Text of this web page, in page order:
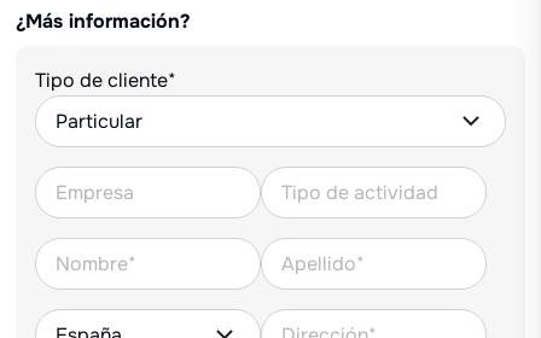
¿Más información?
Tipo de cliente*